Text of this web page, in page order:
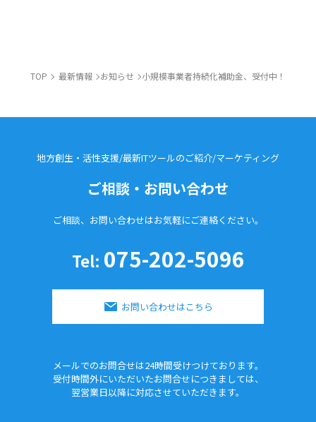
TOP 最新情報 お知らせ 小規模事業者持続化補助金、受付中！
地方創生・活性支援/最新ITツールのご紹介/マーケティング
ご相談・お問い合わせ
ご相談、お問い合わせはお気軽にご連絡ください。
Tel: 075-202-5096
お問い合わせはこちら
メールでのお問合せは24時間受けつけております。
受付時間外にいただいたお問合せにつきましては、
翌営業日以降に対応させていただきます。